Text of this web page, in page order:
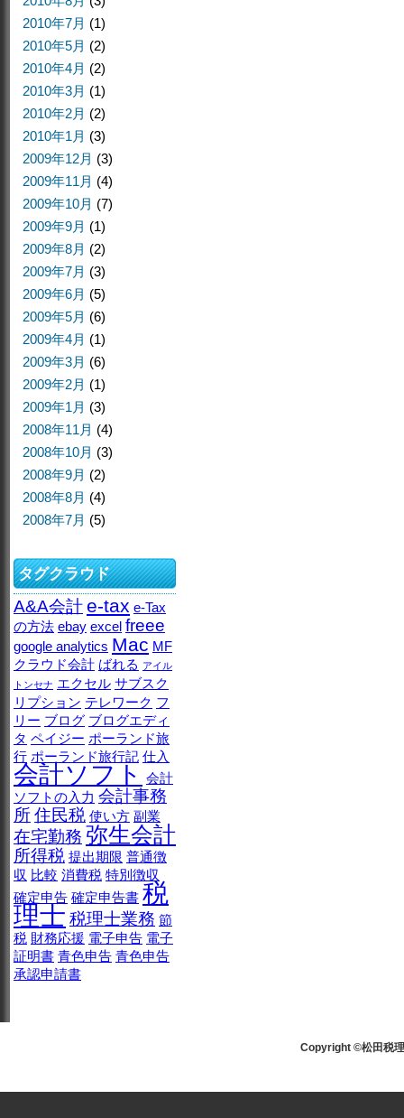
2010年7月 (1)
2010年5月 (2)
2010年4月 (2)
2010年3月 (1)
2010年2月 (2)
2010年1月 (3)
2009年12月 (3)
2009年11月 (4)
2009年10月 (7)
2009年9月 (1)
2009年8月 (2)
2009年7月 (3)
2009年6月 (5)
2009年5月 (6)
2009年4月 (1)
2009年3月 (6)
2009年2月 (1)
2009年1月 (3)
2008年11月 (4)
2008年10月 (3)
2008年9月 (2)
2008年8月 (4)
2008年7月 (5)
タグクラウド
A&A会計e-tax e-Tax
の方法 ebay excel freee
google analytics Mac MF
クラウド会計 ばれる アイル
トンセナ エクセル サブスク
リプション テレワーク フ
リー ブログ ブログエディ
タ ペイジー ポーランド旅
行 ポーランド旅行記 仕入
会計ソフト
会計
ソフトの入力 会計事務
所住民税 使い方 副業
在宅勤務 弥生会計
所得税 提出期限 普通徴
収 比較 消費税 特別徴収
確定申告 確定申告書 税
理士 税理士業務 節
税 財務応援 電子申告 電子
証明書 青色申告 青色申告
承認申請書
Copyright ©松田税